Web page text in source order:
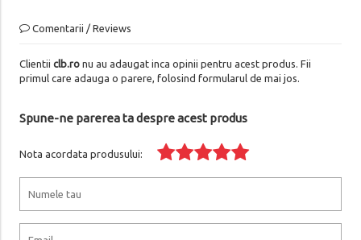
Comentarii / Reviews
Clientii clb.ronu au adaugat inca opinii pentru acest produs. Fii
primul care adauga o parere, folosind formularul de mai jos.
Spune-ne parerea ta despre acest produs
Nota acordata produsului: